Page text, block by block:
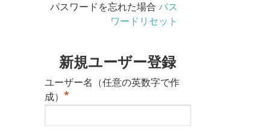
パスワードを忘れた場合 パス
ワードリセット
新規ユーザー登録
ユーザー名（任意の英数字で作
成） *